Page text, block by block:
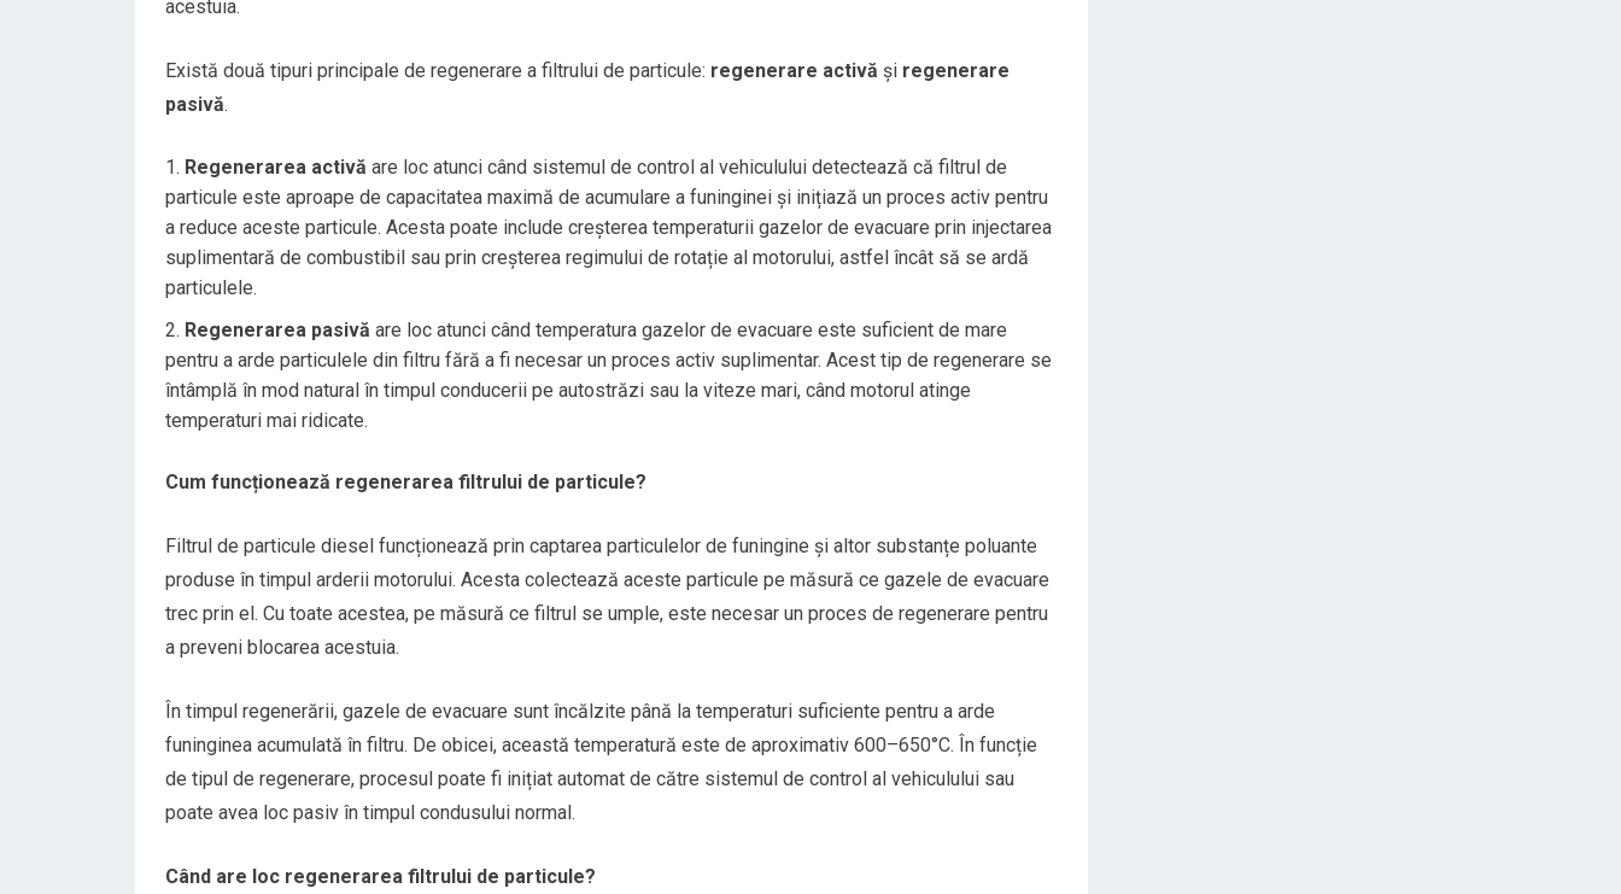
acestuia.
Există două tipuri principale de regenerare a filtrului de particule: regenerare activă și regenerare
pasivă.
Regenerarea activă are loc atunci când sistemul de control al vehiculului detectează că filtrul de
particule este aproape de capacitatea maximă de acumulare a funinginei și inițiază un proces activ pentru
a reduce aceste particule. Acesta poate include creșterea temperaturii gazelor de evacuare prin injectarea
suplimentară de combustibil sau prin creșterea regimului de rotație al motorului, astfel încât să se ardă
particulele.
Regenerarea pasivă are loc atunci când temperatura gazelor de evacuare este suficient de mare
pentru a arde particulele din filtru fără a fi necesar un proces activ suplimentar. Acest tip de regenerare se
întâmplă în mod natural în timpul conducerii pe autostrăzi sau la viteze mari, când motorul atinge
temperaturi mai ridicate.
Cum funcționează regenerarea filtrului de particule?
Filtrul de particule diesel funcționează prin captarea particulelor de funingine și altor substanțe poluante
produse în timpul arderii motorului. Acesta colectează aceste particule pe măsură ce gazele de evacuare
trec prin el. Cu toate acestea, pe măsură ce filtrul se umple, este necesar un proces de regenerare pentru
a preveni blocarea acestuia.
În timpul regenerării, gazele de evacuare sunt încălzite până la temperaturi suficiente pentru a arde
funinginea acumulată în filtru. De obicei, această temperatură este de aproximativ 600–650°C. În funcție
de tipul de regenerare, procesul poate fi inițiat automat de către sistemul de control al vehiculului sau
poate avea loc pasiv în timpul condusului normal.
Când are loc regenerarea filtrului de particule?